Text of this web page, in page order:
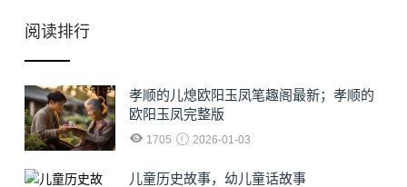
阅读排行
孝顺的儿熄欧阳玉凤笔趣阁最新；孝顺的
欧阳玉凤完整版
1705 2026-01-03
儿童历史故事，幼儿童话故事